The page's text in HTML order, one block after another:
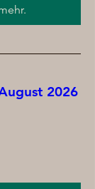
2026